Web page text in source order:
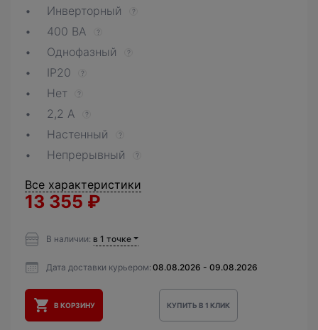
Инверторный ?
400 ВА ?
Однофазный ?
IP20 ?
Нет ?
2,2 А ?
Настенный ?
Непрерывный ?
Все характеристики
13 355 ₽
В наличии: в 1 точке
Дата доставки курьером: 08.08.2026 - 09.08.2026
В КОРЗИНУ КУПИТЬ В 1 КЛИК